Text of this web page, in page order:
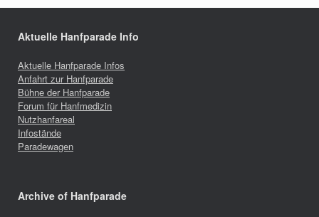
Aktuelle Hanfparade Info
Aktuelle Hanfparade Infos
Anfahrt zur Hanfparade
Bühne der Hanfparade
Forum für Hanfmedizin
Nutzhanfareal
Infostände
Paradewagen
Archive of Hanfparade